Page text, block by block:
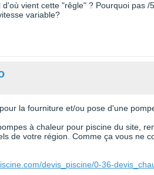
vient cette "rêgle" ? Pourquoi pas
variable?
la fourniture et/ou pose d'une
à chaleur pour piscine du site,
de votre région. Comme ça vous ne
devis_piscine/0-36-